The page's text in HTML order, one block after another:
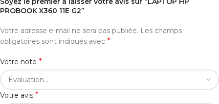
PROBOOK X360 11E G2”
Votre adresse e-mail ne sera pas publiée. Les champs
obligatoires sont indiqués avec *
Votre note *
Votre avis *